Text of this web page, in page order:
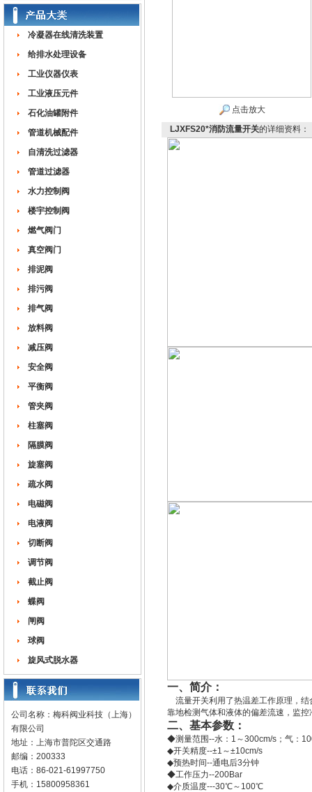
冷凝器在线清洗装置
给排水处理设备
工业仪器仪表
工业液压元件
石化油罐附件
管道机械配件
自清洗过滤器
管道过滤器
水力控制阀
楼宇控制阀
燃气阀门
真空阀门
排泥阀
排污阀
排气阀
放料阀
减压阀
安全阀
平衡阀
管夹阀
柱塞阀
隔膜阀
旋塞阀
疏水阀
电磁阀
电液阀
切断阀
调节阀
截止阀
蝶阀
闸阀
球阀
旋风式脱水器
公司名称：梅科阀业科技（上海）
有限公司
地址：上海市普陀区交通路
邮编：200333
电话：86-021-61997750
手机：15800958361
点击放大
LJXFS20*消防流量开关的详细资料：
一、简介：
流量开关利用了热温差工作原理，结
靠地检测气体和液体的偏差流速，监
二、基本参数：
◆测量范围--水：1～300cm/s；气：
◆开关精度--±1～±10cm/s
◆预热时间--通电后3分钟
◆工作压力--200Bar
◆介质温度---30℃～100℃